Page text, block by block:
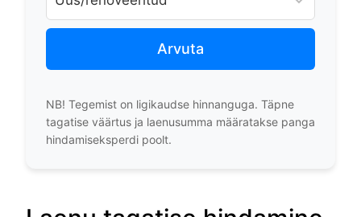
Arvuta
NB! Tegemist on ligikaudse hinnanguga. Täpne
tagatise väärtus ja laenusumma määratakse panga
hindamiseksperdi poolt.